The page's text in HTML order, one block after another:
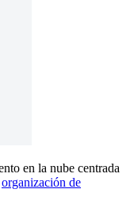
en la nube centrada
organización de